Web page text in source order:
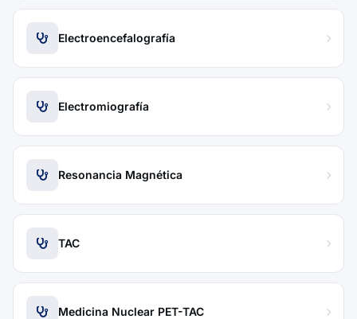
Electroencefalografía
Electromiografía
Resonancia Magnética
TAC
Medicina Nuclear PET-TAC